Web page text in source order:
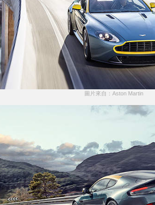
圖片來自：Aston Martin